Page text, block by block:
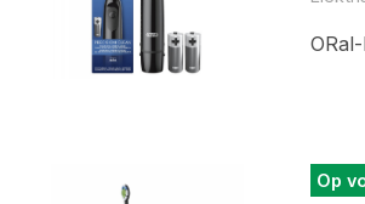
Op